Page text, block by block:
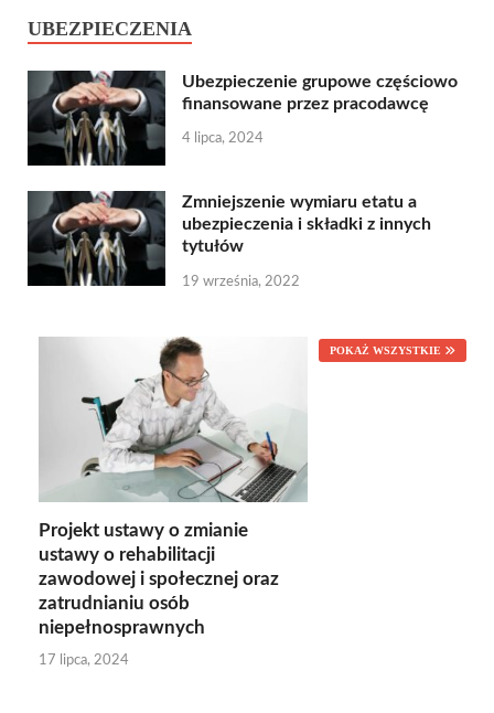
UBEZPIECZENIA
Ubezpieczenie grupowe częściowo
finansowane przez pracodawcę
4 lipca, 2024
Zmniejszenie wymiaru etatu a
ubezpieczenia i składki z innych
tytułów
19 września, 2022
POKAŻ WSZYSTKIE
Projekt ustawy o zmianie
ustawy o rehabilitacji
zawodowej i społecznej oraz
zatrudnianiu osób
niepełnosprawnych
17 lipca, 2024